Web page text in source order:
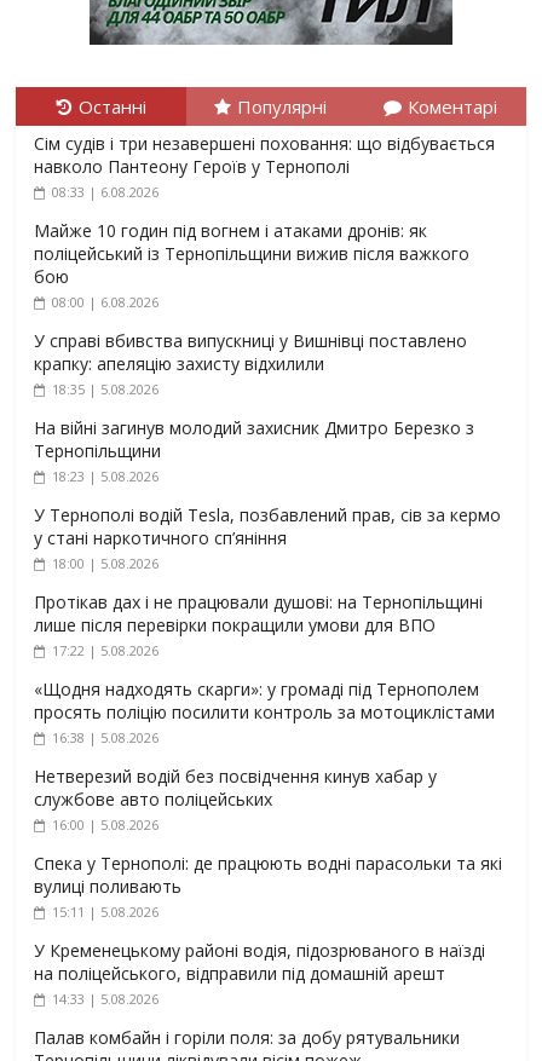
Останні Популярні Коментарі
Сім судів і три незавершені поховання: що відбувається
навколо Пантеону Героїв у Тернополі
08:33 | 6.08.2026
Майже 10 годин під вогнем і атаками дронів: як
поліцейський із Тернопільщини вижив після важкого
бою
08:00 | 6.08.2026
У справі вбивства випускниці у Вишнівці поставлено
крапку: апеляцію захисту відхилили
18:35 | 5.08.2026
На війні загинув молодий захисник Дмитро Березко з
Тернопільщини
18:23 | 5.08.2026
У Тернополі водій Tesla, позбавлений прав, сів за кермо
у стані наркотичного сп’яніння
18:00 | 5.08.2026
Протікав дах і не працювали душові: на Тернопільщині
лише після перевірки покращили умови для ВПО
17:22 | 5.08.2026
«Щодня надходять скарги»: у громаді під Тернополем
просять поліцію посилити контроль за мотоциклістами
16:38 | 5.08.2026
Нетверезий водій без посвідчення кинув хабар у
службове авто поліцейських
16:00 | 5.08.2026
Спека у Тернополі: де працюють водні парасольки та які
вулиці поливають
15:11 | 5.08.2026
У Кременецькому районі водія, підозрюваного в наїзді
на поліцейського, відправили під домашній арешт
14:33 | 5.08.2026
Палав комбайн і горіли поля: за добу рятувальники